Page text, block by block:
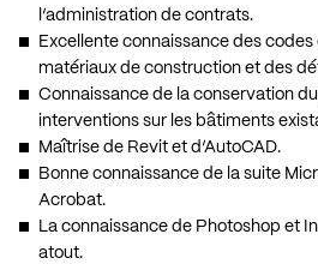
l’administration de contrats.
Excellente connaissance des
matériaux de construction et des
Connaissance de la conservation
interventions sur les bâtiments
Maîtrise de Revit et d’AutoCAD.
Bonne connaissance de la suite
Acrobat.
La connaissance de Photoshop et
atout.